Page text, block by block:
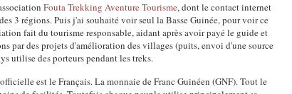
Fouta Trekking Aventure Tourisme, dont le contact internet
3 régions. Puis j'ai souhaité voir seul la Basse Guinée, pour voir ce
fait du tourisme responsable, aidant après avoir payé le guide et
par des projets d'amélioration des villages (puits, envoi d'une source
utilise des porteurs pendant les treks.
est le Français. La monnaie de Franc Guinéen (GNF). Tout le